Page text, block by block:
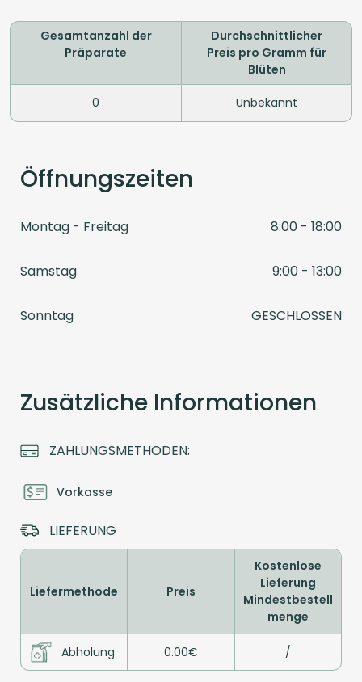
Gesamtanzahl der
Präparate
0
Durchschnittlicher
Preis pro Gramm für
Blüten
Unbekannt
Öffnungszeiten
Montag - Freitag 8:00 - 18:00
Samstag 9:00 - 13:00
Sonntag GESCHLOSSEN
Zusätzliche Informationen
ZAHLUNGSMETHODEN:
Vorkasse
LIEFERUNG
Liefermethode Preis
Kostenlose
Lieferung
Mindestbestell
menge
Abholung 0.00€ /